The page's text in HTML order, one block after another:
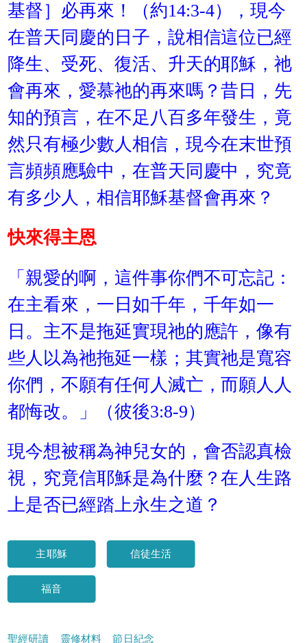
基督］必再來！（約14:3-4），現今
在普天同慶的日子，說相信這位已經
降生、受死、復活、升天的耶穌，祂
會再來，愛慕祂的再來嗎？昔日，先
知的預言，在不足八百多年發生，竟
然只有極少數人相信，現今在末世預
言頻頻應驗中，在普天同慶中，究竟
有多少人，相信耶穌基督會再來？
快來得主恩
「親愛的啊，這件事你們不可忘記：
在主看來，一日如千年，千年如一
日。主不是拖延實現祂的應許，像有
些人以為祂拖延一樣；其實祂是寬容
你們，不願有任何人滅亡，而願人人
都悔改。」（彼後3:8-9）
現今想被稱為神兒女的，會否認真檢
視，究竟信耶穌是為什麼？在人生路
上是否已經踏上永生之道？
主耶穌 信徒生活
福音
聖經研讀 靈修材料 節日紀念